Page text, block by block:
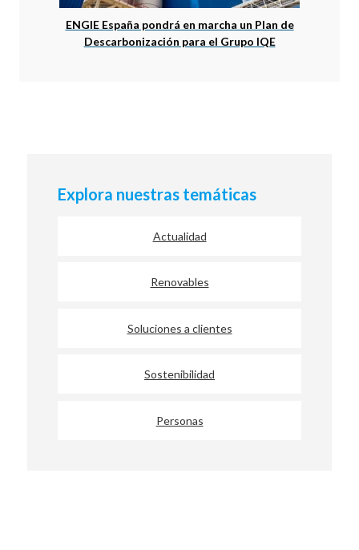
ENGIE España pondrá en marcha un Plan de
Descarbonización para el Grupo IQE
Explora nuestras temáticas
Actualidad
Renovables
Soluciones a clientes
Sostenibilidad
Personas